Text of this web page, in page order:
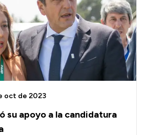
su apoyo a la candidatura
oct de 2023